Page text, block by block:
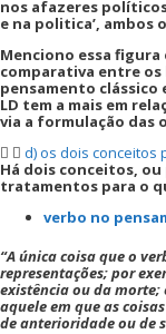
nos afazeres
e na politica’, ambos
Menciono essa
comparativa entre
pensamento
LD tem a mais em
via a formulação das
d) os dois conceitos
Há dois conceitos,
tratamentos para o
verbo no
“A única coisa que o
representações; por
existência ou da morte;
aquele em que as
de anterioridade ou de